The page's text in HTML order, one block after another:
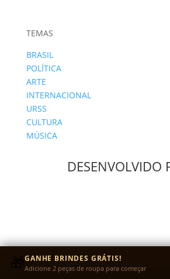
TEMAS
BRASIL
POLÍTICA
ARTE
INTERNACIONAL
URSS
CULTURA
MÚSICA
DESENVOLVIDO
🎁GANHE BRINDES GRÁTIS!
Adicione 2 peças de roupa para começar